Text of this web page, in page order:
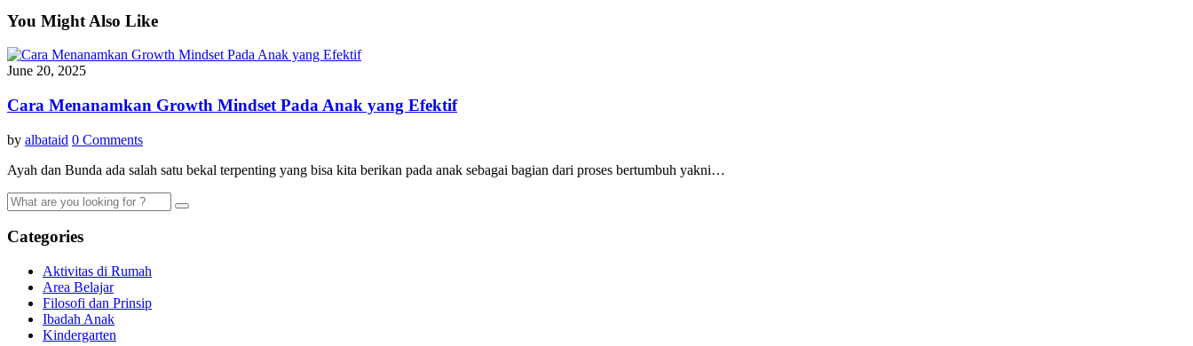
You Might Also Like
June 20, 2025
Cara Menanamkan Growth Mindset Pada Anak yang Efektif
by albataid 0 Comments
Ayah dan Bunda ada salah satu bekal terpenting yang bisa kita berikan pada anak sebagai bagian dari proses bertumbuh yakni…
Categories
Aktivitas di Rumah
Area Belajar
Filosofi dan Prinsip
Ibadah Anak
Kindergarten